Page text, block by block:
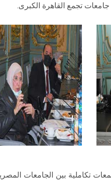
جامعات تجمع القاهرة الكبرى.
تكاملية بين الجامعات